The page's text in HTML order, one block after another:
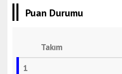
Puan Durumu
Takım
1